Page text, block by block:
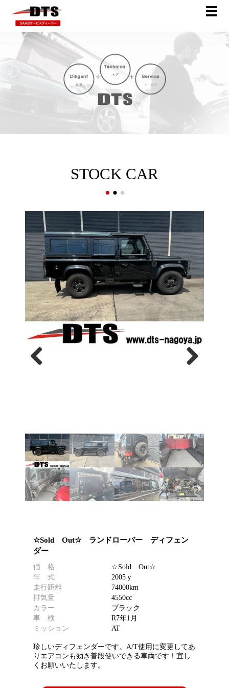
STOCK CAR
☆Sold Out☆ ランドローバー ディフェン
ダー
価 格
☆Sold Out☆
年 式
2005ｙ
走行距離
74000km
排気量
4550cc
カラー
ブラック
車 検
R7年1月
ミッション
AT
珍しいディフェンダーです。A/T使用に変更してあ
りエアコンも効き普段使いできる車両です！宜し
くお願いいたします。